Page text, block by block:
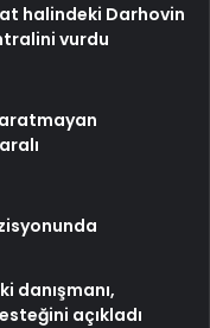
halindeki Darhovin
vurdu
aratmayan
danışmanı,
açıkladı